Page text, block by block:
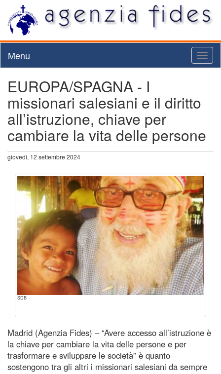
Menu
EUROPA/SPAGNA - I
missionari salesiani e il diritto
all’istruzione, chiave per
cambiare la vita delle persone
giovedì, 12 settembre 2024
SDB
Madrid (Agenzia Fides) – “Avere accesso all’istruzione è
la chiave per cambiare la vita delle persone e per
trasformare e sviluppare le società” è quanto
sostengono tra gli altri i missionari salesiani da sempre